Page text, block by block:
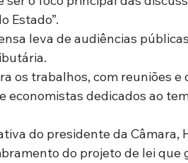
Estado”.
leva de audiências
os trabalhos, com reuniões e
economistas dedicados ao
do presidente da Câmara,
do projeto de lei que